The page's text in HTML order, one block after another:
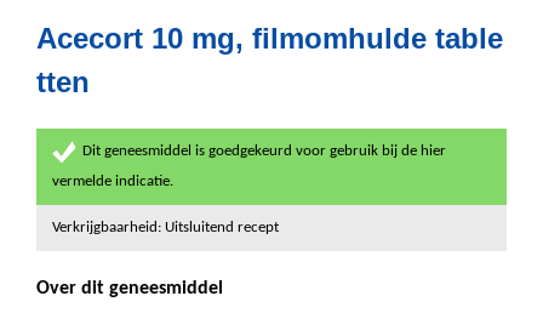
Acecort 10 mg, filmomhulde table
tten
Dit geneesmiddel is goedgekeurd voor gebruik bij de hier
vermelde indicatie.
Verkrijgbaarheid: Uitsluitend recept
Over dit geneesmiddel